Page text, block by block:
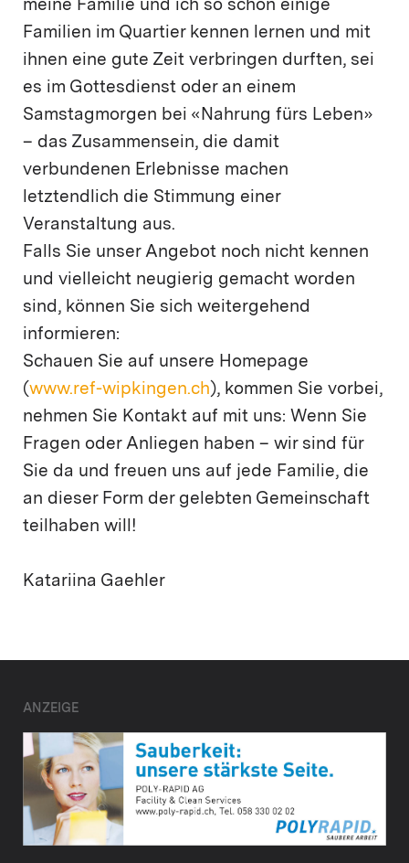
meine Familie und ich so schon einige
Familien im Quartier kennen lernen und mit
ihnen eine gute Zeit verbringen durften, sei
es im Gottesdienst oder an einem
Samstagmorgen bei «Nahrung fürs Leben»
– das Zusammensein, die damit
verbundenen Erlebnisse machen
letztendlich die Stimmung einer
Veranstaltung aus.
Falls Sie unser Angebot noch nicht kennen
und vielleicht neugierig gemacht worden
sind, können Sie sich weitergehend
informieren:
Schauen Sie auf unsere Homepage
(www.ref-wipkingen.ch ), kommen Sie vorbei,
nehmen Sie Kontakt auf mit uns: Wenn Sie
Fragen oder Anliegen haben – wir sind für
Sie da und freuen uns auf jede Familie, die
an dieser Form der gelebten Gemeinschaft
teilhaben will!
Katariina Gaehler
ANZEIGE